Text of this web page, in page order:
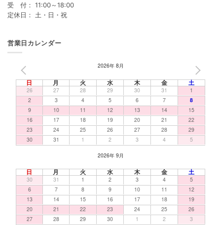
受 付： 11:00～18:00
定休日： 土・日・祝
営業日カレンダー
2026年 8月
日 月 火 水 木 金 土
26 27 28 29 30 31
1
2
3 4 5 6 7
8
9
10 11 12 13 14
15
16
17 18 19 20 21
22
23
24 25 26 27 28
29
30
31 1 2 3 4 5
2026年 9月
日 月 火 水 木 金 土
30 31 1 2 3 4
5
6
7 8 9 10 11
12
13
14 15 16 17 18
19
20
21 22 23 24 25
26
27
28 29 30 1 2 3